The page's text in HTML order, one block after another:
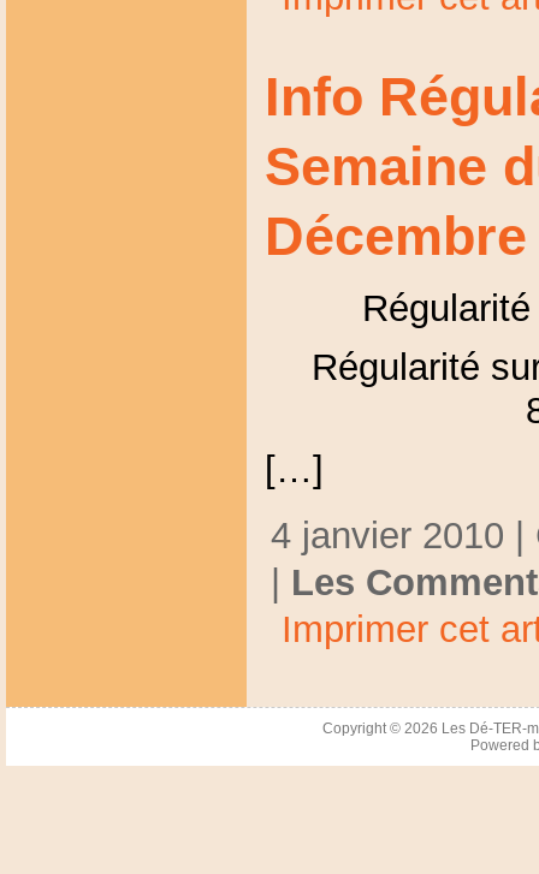
Info
Semaine
Décembre
Régularité
[…]
4 janvier 2010
Les
Imprimer cet
Copyright © 2026 Les Dé-TER-
Powered